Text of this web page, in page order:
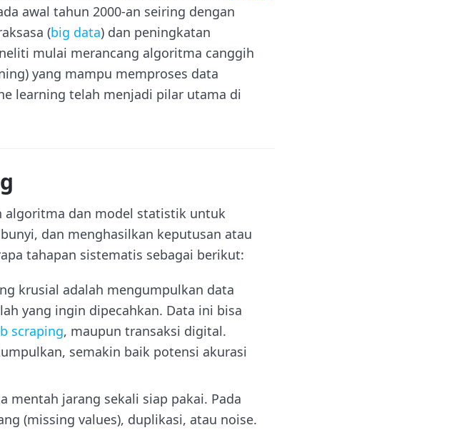
awal tahun 2000-an seiring dengan
(big data) dan peningkatan
mulai merancang algoritma canggih
yang mampu memproses data
learning telah menjadi pilar utama di
algoritma dan model statistik untuk
dan menghasilkan keputusan atau
tahapan sistematis sebagai berikut:
krusial adalah mengumpulkan data
yang ingin dipecahkan. Data ini bisa
scraping, maupun transaksi digital.
semakin baik potensi akurasi
mentah jarang sekali siap pakai. Pada
(missing values), duplikasi, atau noise.